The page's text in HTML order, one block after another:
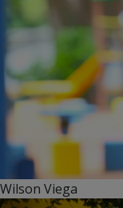
Wilson Viega